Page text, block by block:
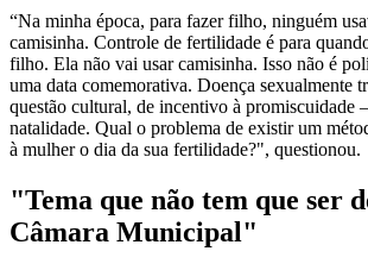
“Na minha época, para fazer filho, ninguém
camisinha. Controle de fertilidade é para
filho. Ela não vai usar camisinha. Isso não é
uma data comemorativa. Doença sexualmente
questão cultural, de incentivo à promiscuidade
natalidade. Qual o problema de existir um
à mulher o dia da sua fertilidade?", questionou.
"Tema que não tem que ser
Câmara Municipal"